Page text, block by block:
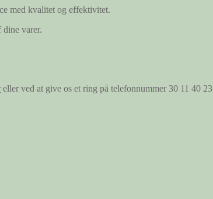
med kvalitet og effektivitet.
varer.
eller ved at give os et ring på telefonnummer 30 11 40 23